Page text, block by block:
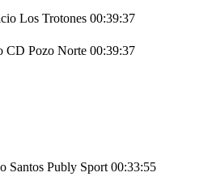
Los Trotones 00:39:37
CD Pozo Norte 00:39:37
Santos Publy Sport 00:33:55